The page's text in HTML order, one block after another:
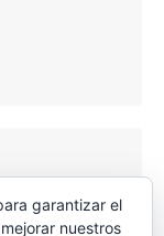
garantizar el
nuestros